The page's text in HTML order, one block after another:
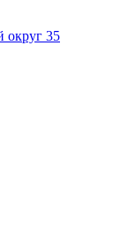
округ 35